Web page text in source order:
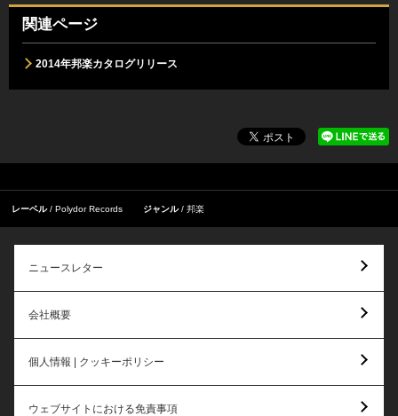
関連ページ
2014年邦楽カタログリリース
レーベル Polydor Records ジャンル 邦楽
ニュースレター
会社概要
個人情報 | クッキーポリシー
ウェブサイトにおける免責事項